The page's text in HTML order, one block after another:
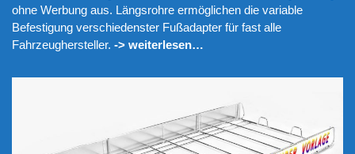
ohne Werbung aus. Längsrohre ermöglichen die variable
Befestigung verschiedenster Fußadapter für fast alle
Fahrzeughersteller. -> weiterlesen…